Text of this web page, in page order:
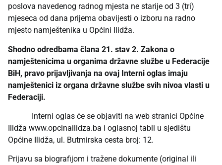
poslova navedenog radnog mjesta ne starije od 3 (tri)
mjeseca od dana prijema obavijesti o izboru na radno
mjesto namještenika u Općini Ilidža.
Shodno odredbama člana 21. stav 2. Zakona o
namještenicima u organima državne službe u Federacije
BiH, pravo prijavljivanja na ovaj Interni oglas imaju
namještenici iz organa državne službe svih nivoa vlasti u
Federaciji.
Interni oglas će se objaviti na web stranici Općine
Ilidža www.opcinailidza.ba i oglasnoj tabli u sjedištu
Općine Ilidža, ul. Butmirska cesta broj: 12.
Prijavu sa biografijom i tražene dokumente (original ili